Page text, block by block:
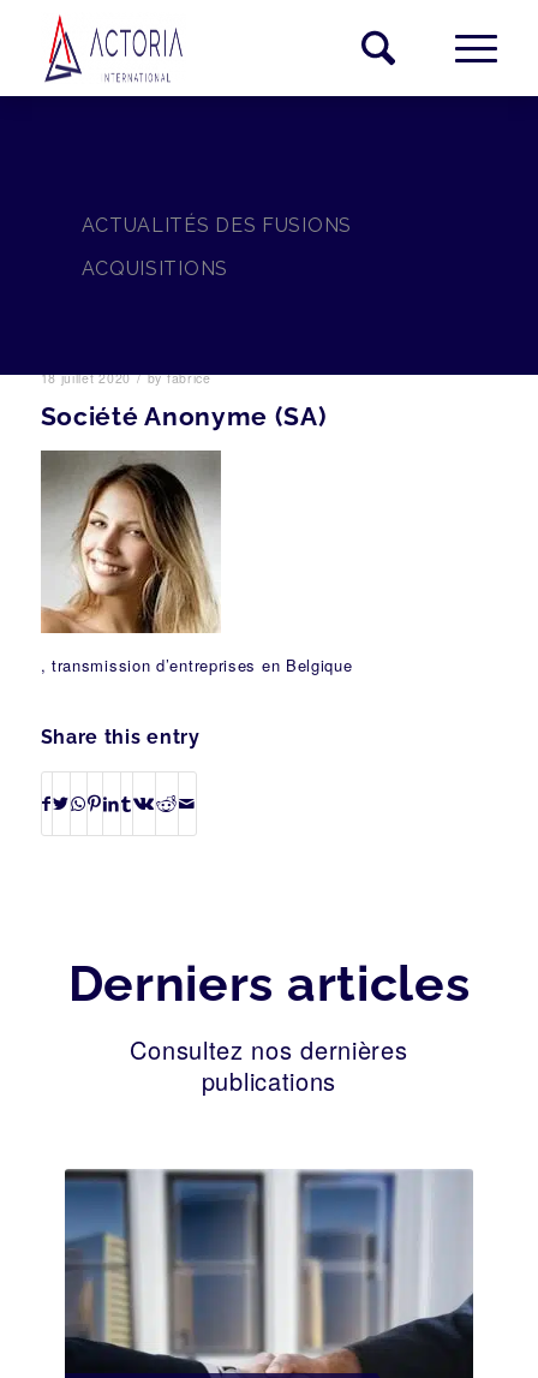
ACTUALITÉS DES FUSIONS
ACQUISITIONS
18 juillet 2020 / byfabrice
Société Anonyme (SA)
, transmission d’entreprises en Belgique
Share this entry
Derniers articles
Consultez nos dernières
publications